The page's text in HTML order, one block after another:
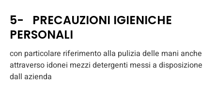
5- PRECAUZIONI IGIENICHE
PERSONALI
con particolare riferimento alla pulizia delle mani anche
attraverso idonei mezzi detergenti messi a disposizione
dall azienda